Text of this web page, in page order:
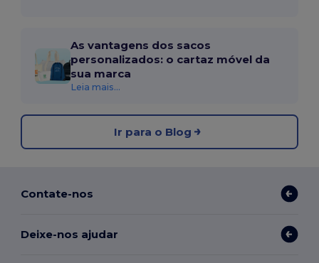
As vantagens dos sacos
personalizados: o cartaz móvel da
sua marca
Leia mais...
Ir para o Blog
Contate-nos
Deixe-nos ajudar